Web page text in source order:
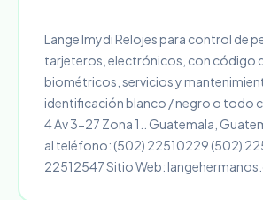
Lange Imydi Relojes para control de
tarjeteros, electrónicos, con código
biométricos, servicios y
identificación blanco / negro o todo
4 Av 3-27 Zona 1.. Guatemala,
al teléfono: (502) 22510229 (502)
22512547 Sitio Web: